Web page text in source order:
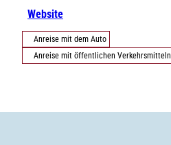
Website
Anreise mit dem Auto
Anreise mit öffentlichen Verkehrsmitteln